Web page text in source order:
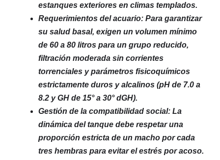
estanques exteriores en climas templados.
Requerimientos del acuario: Para garantizar
su salud basal, exigen un volumen mínimo
de 60 a 80 litros para un grupo reducido,
filtración moderada sin corrientes
torrenciales y parámetros fisicoquímicos
estrictamente duros y alcalinos (pH de 7.0 a
8.2 y GH de 15° a 30° dGH).
Gestión de la compatibilidad social: La
dinámica del tanque debe respetar una
proporción estricta de un macho por cada
tres hembras para evitar el estrés por acoso.